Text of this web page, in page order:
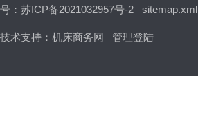
号：苏ICP备2021032957号-2 sitemap.xml
技术支持： 机床商务网 管理登陆